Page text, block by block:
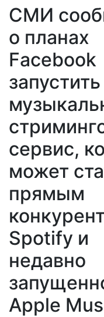
СМИ
о планах
Facebook
запустить
сервис,
может
прямым
Spotify и
недавно
Apple